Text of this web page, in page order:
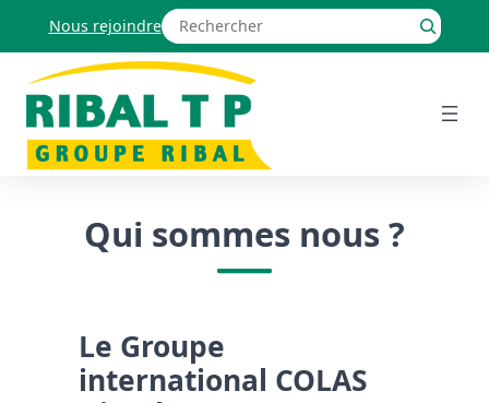
Nous rejoindreRechercher
Qui sommes nous ?
Le Groupe
international COLAS